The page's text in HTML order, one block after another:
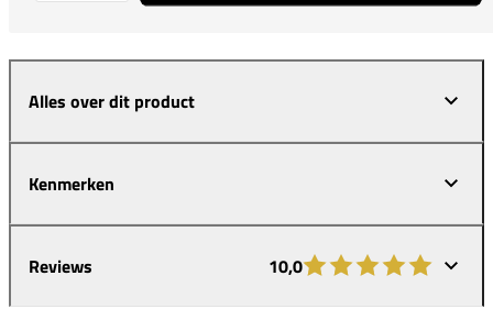
Alles over dit product
Kenmerken
Reviews 10,0